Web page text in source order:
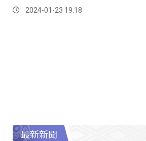
2024-01-23 19:18
最新新聞